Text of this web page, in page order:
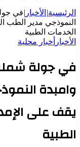
الرئيسية| الأخبار |في
النموذجي مدير الطب
الخدمات الطبية
الأخبار أخبار محلية
في جولة
وامبدة
يقف على
الطبية